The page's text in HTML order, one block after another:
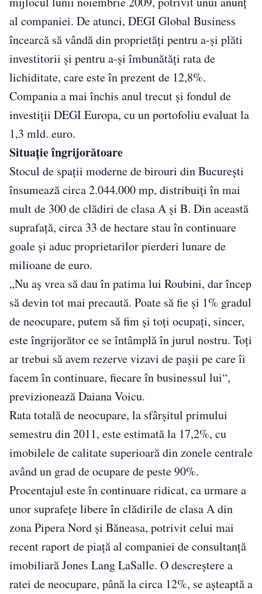
al companiei. De atunci, DEGI Global Business
încearcă să vândă din proprietăţi pentru a-şi plăti
investitorii şi pentru a-şi îmbunătăţi rata de
lichiditate, care este în prezent de 12,8%.
Compania a mai închis anul trecut şi fondul de
investiţii DEGI Europa, cu un portofoliu evaluat la
1,3 mld. euro.
Situaţie îngrijorătoare
Stocul de spaţii moderne de birouri din Bucureşti
însumează circa 2.044.000 mp, distribuiţi în mai
mult de 300 de clădiri de clasa A şi B. Din această
suprafaţă, circa 33 de hectare stau în continuare
goale şi aduc proprietarilor pierderi lunare de
milioane de euro.
„Nu aş vrea să dau în patima lui Roubini, dar încep
să devin tot mai precaută. Poate să fie şi 1% gradul
de neocupare, putem să fim şi toţi ocupaţi, sincer,
este îngrijorător ce se întâmplă în jurul nostru. Toţi
ar trebui să avem rezerve vizavi de paşii pe care îi
facem în continuare, fiecare în businessul lui“,
previzionează Daiana Voicu.
Rata totală de neocupare, la sfârşitul primului
semestru din 2011, este estimată la 17,2%, cu
imobilele de calitate superioară din zonele centrale
având un grad de ocupare de peste 90%.
Procentajul este în continuare ridicat, ca urmare a
unor suprafeţe libere în clădirile de clasa A din
zona Pipera Nord şi Băneasa, potrivit celui mai
recent raport de piaţă al companiei de consultanţă
imobiliară Jones Lang LaSalle. O descreştere a
ratei de neocupare, până la circa 12%, se așteaptă a